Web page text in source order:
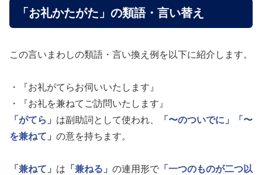
「お礼かたがた」の類語・言い替え
この言いまわしの類語・言い換え例を以下に紹介します。
・『お礼がてらお伺いいたします』
・『お礼を兼ねてご訪問いたします』
「がてら」 は副助詞として使われ、 「〜のついでに」
「〜
を兼ねて」 の意を持ちます。
「兼ねて」 は 「兼ねる」 の連用形で 「一つのものが二つ以